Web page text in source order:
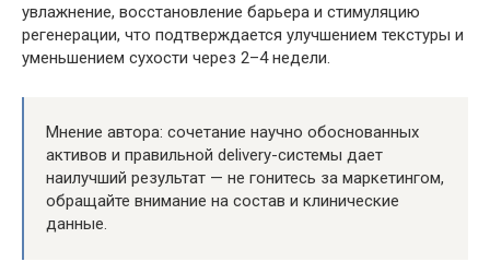
увлажнение, восстановление барьера и стимуляцию
регенерации, что подтверждается улучшением текстуры и
уменьшением сухости через 2–4 недели.
Мнение автора: сочетание научно обоснованных
активов и правильной delivery-системы дает
наилучший результат — не гонитесь за маркетингом,
обращайте внимание на состав и клинические
данные.